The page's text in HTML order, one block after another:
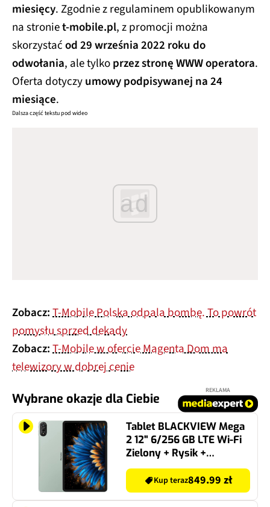
miesięcy. Zgodnie z regulaminem opublikowanym
na stroniet-mobile.pl, z promocji można
skorzystaćod 29 września 2022 roku do
odwołania, ale tylkoprzez stronę WWW operatora.
Oferta dotyczyumowy podpisywanej na 24
miesiące.
Dalsza część tekstu pod wideo
ad
Zobacz:T-Mobile Polska odpala bombę. To powrót
pomysłu sprzed dekady
Zobacz:T-Mobile w ofercie Magenta Dom ma
telewizory w dobrej cenie
Wybrane okazje dla Ciebie
REKLAMA
Tablet BLACKVIEW Mega
2 12" 6/256 GB LTE Wi-Fi
Zielony + Rysik +
Klawiatura + Mysz
Kup teraz849.99 zł